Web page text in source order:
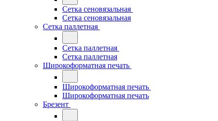
Сетка сеновязальная
Сетка сеновязальная
Сетка паллетная
Сетка паллетная
Сетка паллетная
Широкоформатная печать
Широкоформатная печать
Широкоформатная печать
Брезент